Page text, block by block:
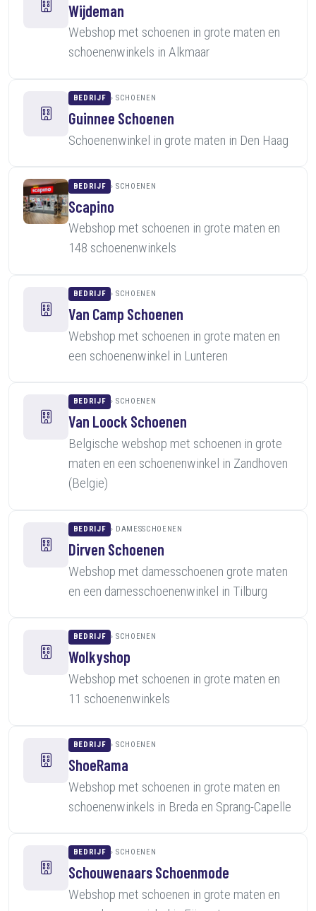
Wijdeman
Webshop met schoenen in grote maten en
schoenenwinkels in Alkmaar
BEDRIJF SCHOENEN
Guinnee Schoenen
Schoenenwinkel in grote maten in Den Haag
BEDRIJF SCHOENEN
Scapino
Webshop met schoenen in grote maten en
148 schoenenwinkels
BEDRIJF SCHOENEN
Van Camp Schoenen
Webshop met schoenen in grote maten en
een schoenenwinkel in Lunteren
BEDRIJF SCHOENEN
Van Loock Schoenen
Belgische webshop met schoenen in grote
maten en een schoenenwinkel in Zandhoven
(Belgie)
BEDRIJF DAMESSCHOENEN
Dirven Schoenen
Webshop met damesschoenen grote maten
en een damesschoenenwinkel in Tilburg
BEDRIJF SCHOENEN
Wolkyshop
Webshop met schoenen in grote maten en
11 schoenenwinkels
BEDRIJF SCHOENEN
ShoeRama
Webshop met schoenen in grote maten en
schoenenwinkels in Breda en Sprang-Capelle
BEDRIJF SCHOENEN
Schouwenaars Schoenmode
Webshop met schoenen in grote maten en